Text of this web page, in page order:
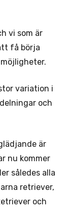
vi som är
få börja
variation i
och
är
nu kommer
således alla
retriever,
och